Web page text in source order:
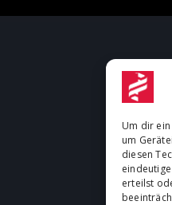
Um dir
um
diesen
erteilst